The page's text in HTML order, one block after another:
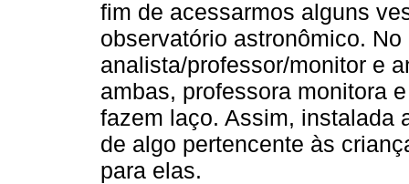
fim de acessarmos alguns
observatório astronômico.
analista/professor/monitor e
ambas, professora monitora
fazem laço. Assim, instalada
de algo pertencente às
para elas.